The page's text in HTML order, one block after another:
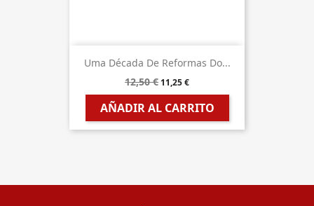
Uma Década De Reformas Do...
12,50 € 11,25 €
AÑADIR AL CARRITO